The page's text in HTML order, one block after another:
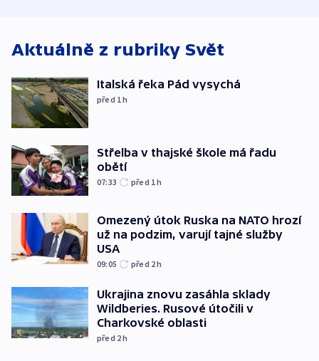
Aktuálně z rubriky Svět
Italská řeka Pád vysychá
před 1h
Střelba v thajské škole má řadu
obětí
07:33 před 1h
Omezený útok Ruska na NATO hrozí
už na podzim, varují tajné služby
USA
09:05 před 2h
Ukrajina znovu zasáhla sklady
Wildberies. Rusové útočili v
Charkovské oblasti
před 2h